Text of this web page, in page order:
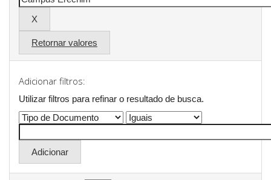
Retornar valores
Adicionar filtros:
Utilizar filtros para refinar o resultado de busca.